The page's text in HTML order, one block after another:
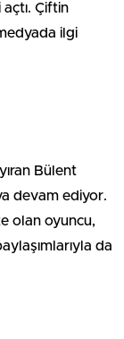
Çiftin
ilgi
Bülent
devam ediyor.
olan oyuncu,
da